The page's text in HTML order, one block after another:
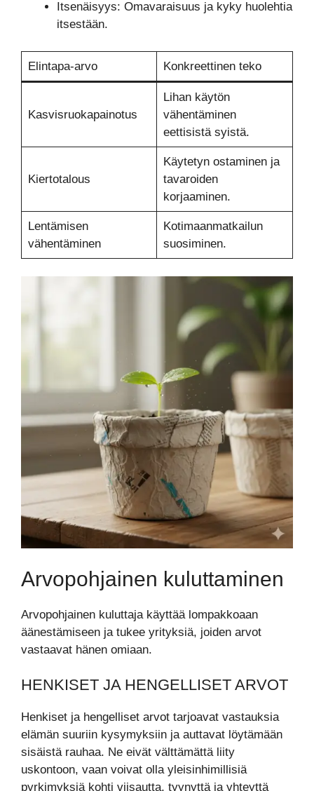
Itsenäisyys: Omavaraisuus ja kyky huolehtia
itsestään.
Elintapa-arvo Konkreettinen teko
Kasvisruokapainotus
Lihan käytön
vähentäminen
eettisistä syistä.
Kiertotalous
Käytetyn ostaminen ja
tavaroiden
korjaaminen.
Lentämisen
vähentäminen
Kotimaanmatkailun
suosiminen.
Arvopohjainen kuluttaminen
Arvopohjainen kuluttaja käyttää lompakkoaan
äänestämiseen ja tukee yrityksiä, joiden arvot
vastaavat hänen omiaan.
HENKISET JA HENGELLISET ARVOT
Henkiset ja hengelliset arvot tarjoavat vastauksia
elämän suuriin kysymyksiin ja auttavat löytämään
sisäistä rauhaa. Ne eivät välttämättä liity
uskontoon, vaan voivat olla yleisinhimillisiä
pyrkimyksiä kohti viisautta, tyynyttä ja yhteyttä